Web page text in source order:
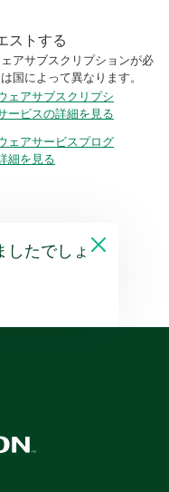
ストする
アサブスクリプションが必
国によって異なります。
ェアサブスクリプシ
ービスの詳細を見る
ェアサービスプログ
細を見る
したでしょ